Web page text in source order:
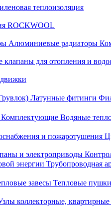
теплоизоляция
ROCKWOOL
Алюминиевые радиаторы
клапаны для отопления и
Латунные фитинги
Комплектующие Водяные
и пожаротушения
и электроприводы
энергии Трубопроводная
завесы Тепловые пушки
коллекторные, квартирные